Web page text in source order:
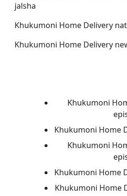
jalsha
Khukumoni Home Delivery
Khukumoni Home Delivery
Khukumoni
Khukumoni Home
Khukumoni
Khukumoni Home
Khukumoni Home